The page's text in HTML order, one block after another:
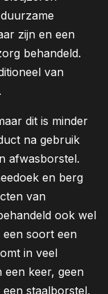
zijn en een
behandeld.
van
dit is minder
na gebruik
afwasborstel.
en berg
van
ook wel
een soort een
in veel
een keer, geen
staalborstel,